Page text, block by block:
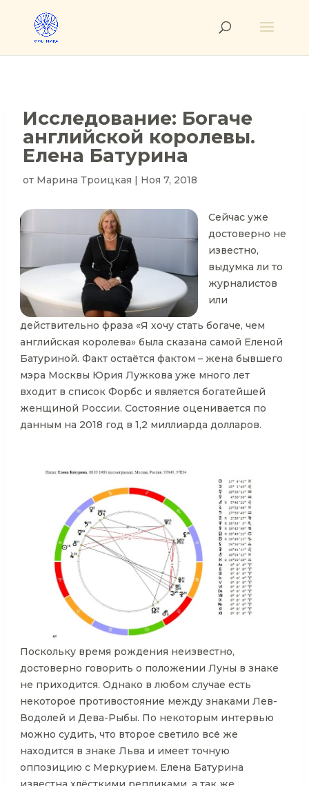
Исследование: Богаче
английской королевы.
Елена Батурина
от Марина Троицкая | Ноя 7, 2018
Сейчас уже
достоверно не
известно,
выдумка ли то
журналистов
или
действительно фраза «Я хочу стать богаче, чем
английская королева» была сказана самой Еленой
Батуриной. Факт остаётся фактом – жена бывшего
мэра Москвы Юрия Лужкова уже много лет
входит в список Форбс и является богатейшей
женщиной России. Состояние оценивается по
данным на 2018 год в 1,2 миллиарда долларов.
Поскольку время рождения неизвестно,
достоверно говорить о положении Луны в знаке
не приходится. Однако в любом случае есть
некоторое противостояние между знаками Лев-
Водолей и Дева-Рыбы. По некоторым интервью
можно судить, что второе светило всё же
находится в знаке Льва и имеет точную
оппозицию с Меркурием. Елена Батурина